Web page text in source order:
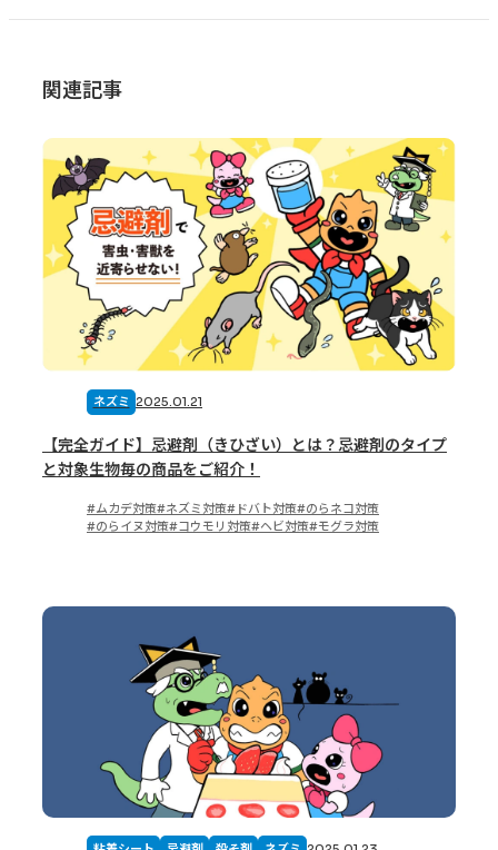
関連記事
ネズミ 2025.01.21
【完全ガイド】忌避剤（きひざい）とは？忌避剤のタイプ
と対象生物毎の商品をご紹介！
ムカデ対策 ネズミ対策 ドバト対策
のらネコ対策
のらイヌ対策
コウモリ対策 ヘビ対策 モグラ対策